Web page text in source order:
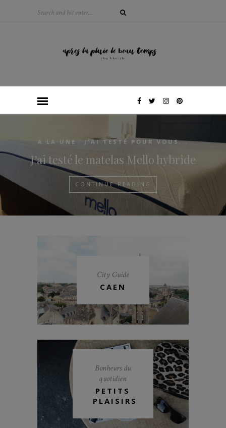
A LA UNE / J'AI TESTÉ POUR VOUS...
J’ai testé le matelas Mello hybride
CONTINUE READING
City Guide
CAEN
Bonheurs du
quotidien
PETITS
PLAISIRS